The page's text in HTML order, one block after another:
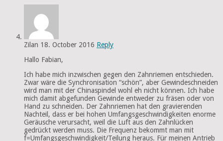
Zilan 18. October 2016 Reply
Hallo Fabian,
Ich habe mich inzwischen gegen den Zahnriemen entschieden.
Zwar wäre die Synchronisation “schön”, aber Gewindeschneiden
wird man mit der Chinaspindel wohl eh nicht können. Ich habe
mich damit abgefunden Gewinde entweder zu fräsen oder von
Hand zu schneiden. Der Zahnriemen hat den gravierenden
Nachteil, dass er bei hohen Umfangsgeschwindigkeiten enorme
Geräusche verursacht, weil die Luft aus den Zahnlücken
gedrückt werden muss. Die Frequenz bekommt man mit
f=Umfangsgeschwindigkeit/Teilung heraus. Für meinen Antrieb